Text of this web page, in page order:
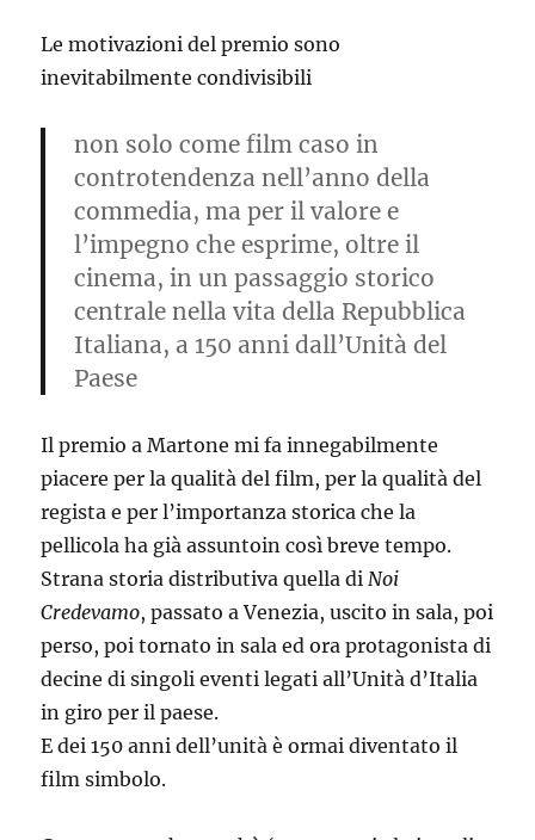
Le motivazioni del premio sono
inevitabilmente condivisibili
non solo come film caso in
controtendenza nell’anno della
commedia, ma per il valore e
l’impegno che esprime, oltre il
cinema, in un passaggio storico
centrale nella vita della Repubblica
Italiana, a 150 anni dall’Unità del
Paese
Il premio a Martone mi fa innegabilmente
piacere per la qualità del film, per la qualità del
regista e per l’importanza storica che la
pellicola ha già assuntoin così breve tempo.
Strana storia distributiva quella di Noi
Credevamo, passato a Venezia, uscito in sala, poi
perso, poi tornato in sala ed ora protagonista di
decine di singoli eventi legati all’Unità d’Italia
in giro per il paese.
E dei 150 anni dell’unità è ormai diventato il
film simbolo.